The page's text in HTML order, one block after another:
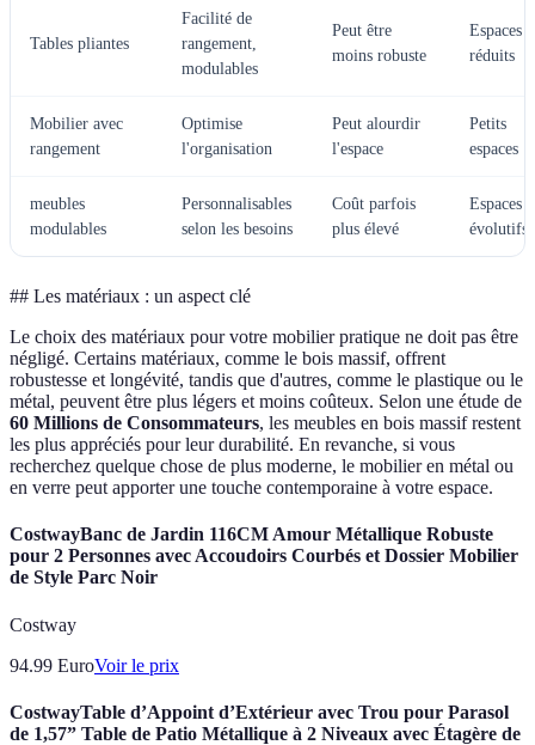
Tables pliantes
Facilité de
rangement,
modulables
Peut être
moins robuste
Espaces
réduits
Mobilier avec
rangement
Optimise
l'organisation
Peut alourdir
l'espace
Petits
espaces
meubles
modulables
Personnalisables
selon les besoins
Coût parfois
plus élevé
Espaces
évolutifs
## Les matériaux : un aspect clé
Le choix des matériaux pour votre mobilier pratique ne doit pas être
négligé. Certains matériaux, comme le bois massif, offrent
robustesse et longévité, tandis que d'autres, comme le plastique ou le
métal, peuvent être plus légers et moins coûteux. Selon une étude de
60 Millions de Consommateurs, les meubles en bois massif restent
les plus appréciés pour leur durabilité. En revanche, si vous
recherchez quelque chose de plus moderne, le mobilier en métal ou
en verre peut apporter une touche contemporaine à votre espace.
CostwayBanc de Jardin 116CM Amour Métallique Robuste
pour 2 Personnes avec Accoudoirs Courbés et Dossier Mobilier
de Style Parc Noir
Costway
94.99 EuroVoir le prix
CostwayTable d’Appoint d’Extérieur avec Trou pour Parasol
de 1,57” Table de Patio Métallique à 2 Niveaux avec Étagère de